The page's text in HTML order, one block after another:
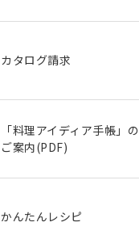
カタログ請求
「料理アイディア手帳」の
ご案内(PDF)
かんたんレシピ